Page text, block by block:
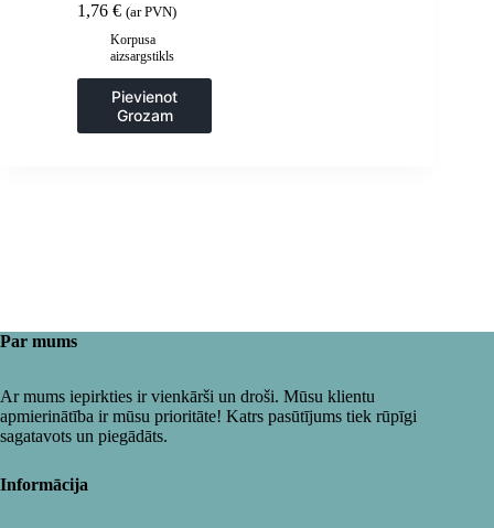
2 gab.
1,76 € (ar PVN)
Korpusa
aizsargstikls
Pievienot
Grozam
Par mums
Ar mums iepirkties ir vienkārši un droši. Mūsu klientu
apmierinātība ir mūsu prioritāte! Katrs pasūtījums tiek rūpīgi
sagatavots un piegādāts.
Informācija